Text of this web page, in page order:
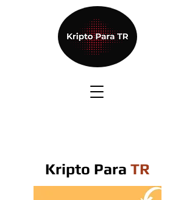
Kripto Para TR